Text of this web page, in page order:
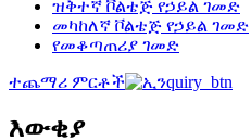
ዝቅተኛ ቮልቴጅ የኃይል ገመድ
መካከለኛ ቮልቴጅ የኃይል ገመድ
የመቆጣጠሪያ ገመድ
ተጨማሪ ምርቶች
እውቂያ